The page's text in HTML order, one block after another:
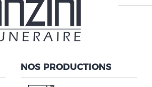
NOS PRODUCTIONS